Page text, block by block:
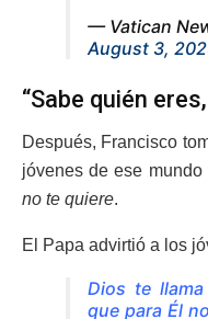
— Vatican
August 3,
“Sabe quién
Después, Francisco
jóvenes de ese
no te quiere.
El Papa advirtió a los
Dios te
que para Él